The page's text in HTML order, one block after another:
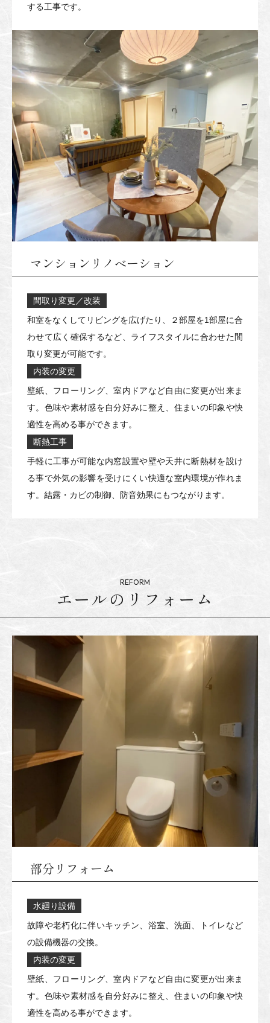
する工事です。
マンションリノベーション
間取り変更／改装
和室をなくしてリビングを広げたり、２部屋を1部屋に合
わせて広く確保するなど、ライフスタイルに合わせた間
取り変更が可能です。
内装の変更
壁紙、フローリング、室内ドアなど自由に変更が出来ま
す。色味や素材感を自分好みに整え、住まいの印象や快
適性を高める事ができます。
断熱工事
手軽に工事が可能な内窓設置や壁や天井に断熱材を設け
る事で外気の影響を受けにくい快適な室内環境が作れま
す。結露・カビの制御、防音効果にもつながります。
エールのリフォーム
部分リフォーム
水廻り設備
故障や老朽化に伴いキッチン、浴室、洗面、トイレなど
の設備機器の交換。
内装の変更
壁紙、フローリング、室内ドアなど自由に変更が出来ま
す。色味や素材感を自分好みに整え、住まいの印象や快
適性を高める事ができます。